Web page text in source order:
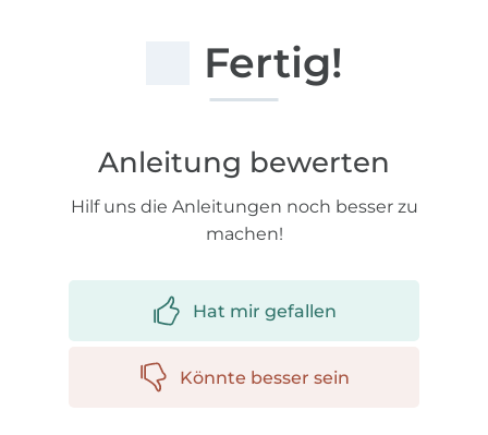
Fertig!
Anleitung bewerten
Hilf uns die Anleitungen noch besser zu
machen!
Hat mir gefallen
Könnte besser sein